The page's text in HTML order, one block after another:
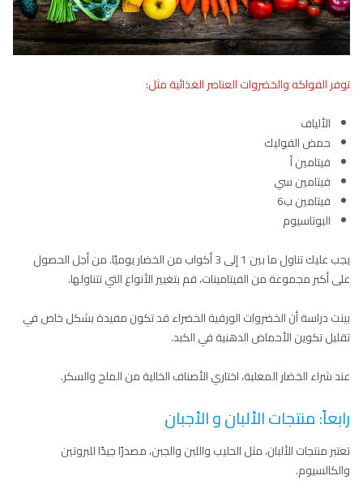
توفر الفواكه والخضروات العناصر الغذائية مثل:
الألياف
حمض الفوليك
فيتامين أ
فيتامين سي
فيتامين ب6
البوتاسيوم
يجب عليك تناول ما بين 1 إلى 3 أكواب من الخضار يوميًا. من أجل الحصول
على أكبر مجموعة من الفيتامينات، قم بتغيير الأنواع التي تتناولها.
بينت دراسة أن الخضروات الورقية الخضراء قد تكون مفيدة بشكل خاص في
تقليل تكوين الأحماض الدهنية في الكبد.
عند شراء الخضار المعلبة، اختاري الأصناف الخالية من الملح والسكر.
رابعاً: منتجات الألبان و الأجبان
تعتبر منتجات الألبان، مثل الحليب واللبن والجبن، مصدرًا جيدًا للبروتين
والكالسيوم.